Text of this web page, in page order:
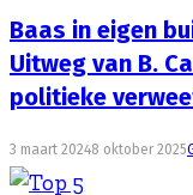
Baas in eigen
Uitweg van B.
politieke
3 maart 20248 oktober 2025